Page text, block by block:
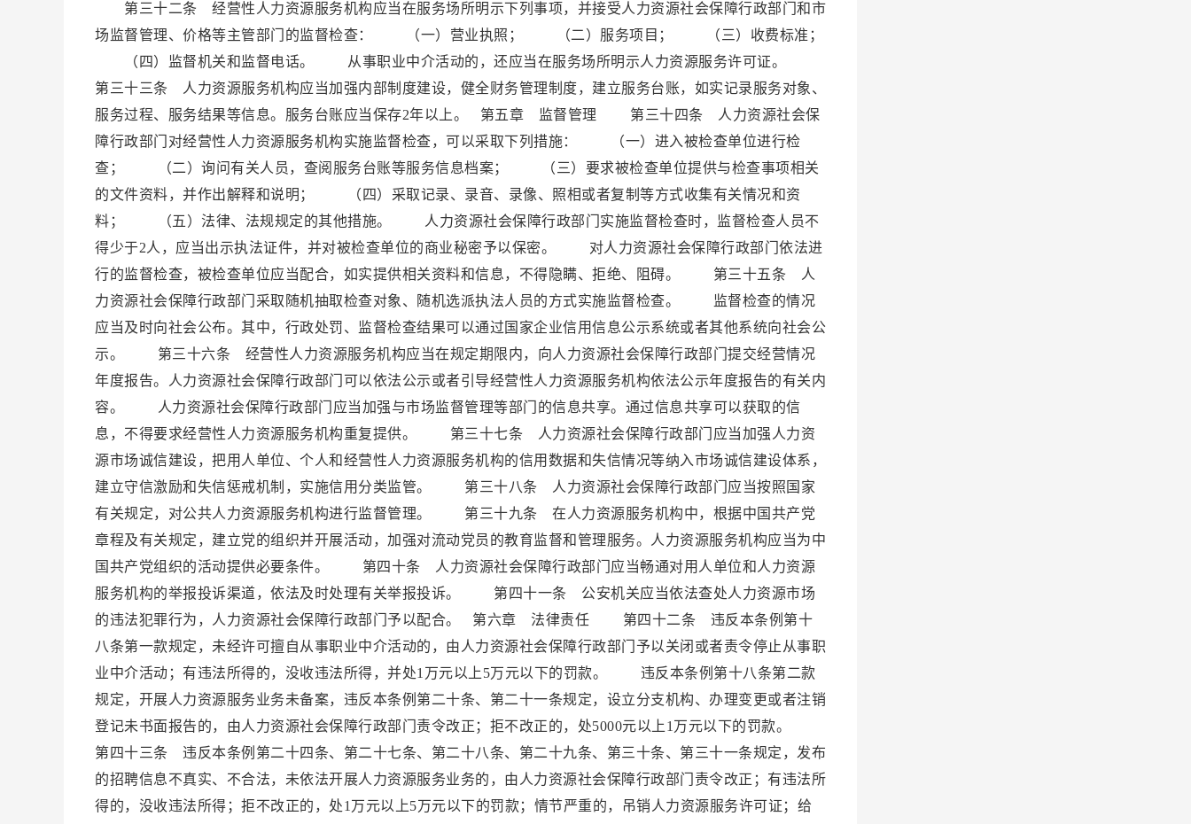
第三十二条 经营性人力资源服务机构应当在服务场所明示下列事项，并接受人力资源社会保障行政部门和市
场监督管理、价格等主管部门的监督检查： （一）营业执照； （二）服务项目； （三）收费标准；
（四）监督机关和监督电话。 从事职业中介活动的，还应当在服务场所明示人力资源服务许可证。
第三十三条 人力资源服务机构应当加强内部制度建设，健全财务管理制度，建立服务台账，如实记录服务对象、
服务过程、服务结果等信息。服务台账应当保存2年以上。 第五章 监督管理 第三十四条 人力资源社会保
障行政部门对经营性人力资源服务机构实施监督检查，可以采取下列措施： （一）进入被检查单位进行检
查； （二）询问有关人员，查阅服务台账等服务信息档案； （三）要求被检查单位提供与检查事项相关
的文件资料，并作出解释和说明； （四）采取记录、录音、录像、照相或者复制等方式收集有关情况和资
料； （五）法律、法规规定的其他措施。 人力资源社会保障行政部门实施监督检查时，监督检查人员不
得少于2人，应当出示执法证件，并对被检查单位的商业秘密予以保密。 对人力资源社会保障行政部门依法进
行的监督检查，被检查单位应当配合，如实提供相关资料和信息，不得隐瞒、拒绝、阻碍。 第三十五条 人
力资源社会保障行政部门采取随机抽取检查对象、随机选派执法人员的方式实施监督检查。 监督检查的情况
应当及时向社会公布。其中，行政处罚、监督检查结果可以通过国家企业信用信息公示系统或者其他系统向社会公
示。 第三十六条 经营性人力资源服务机构应当在规定期限内，向人力资源社会保障行政部门提交经营情况
年度报告。人力资源社会保障行政部门可以依法公示或者引导经营性人力资源服务机构依法公示年度报告的有关内
容。 人力资源社会保障行政部门应当加强与市场监督管理等部门的信息共享。通过信息共享可以获取的信
息，不得要求经营性人力资源服务机构重复提供。 第三十七条 人力资源社会保障行政部门应当加强人力资
源市场诚信建设，把用人单位、个人和经营性人力资源服务机构的信用数据和失信情况等纳入市场诚信建设体系，
建立守信激励和失信惩戒机制，实施信用分类监管。 第三十八条 人力资源社会保障行政部门应当按照国家
有关规定，对公共人力资源服务机构进行监督管理。 第三十九条 在人力资源服务机构中，根据中国共产党
章程及有关规定，建立党的组织并开展活动，加强对流动党员的教育监督和管理服务。人力资源服务机构应当为中
国共产党组织的活动提供必要条件。 第四十条 人力资源社会保障行政部门应当畅通对用人单位和人力资源
服务机构的举报投诉渠道，依法及时处理有关举报投诉。 第四十一条 公安机关应当依法查处人力资源市场
的违法犯罪行为，人力资源社会保障行政部门予以配合。 第六章 法律责任 第四十二条 违反本条例第十
八条第一款规定，未经许可擅自从事职业中介活动的，由人力资源社会保障行政部门予以关闭或者责令停止从事职
业中介活动；有违法所得的，没收违法所得，并处1万元以上5万元以下的罚款。 违反本条例第十八条第二款
规定，开展人力资源服务业务未备案，违反本条例第二十条、第二十一条规定，设立分支机构、办理变更或者注销
登记未书面报告的，由人力资源社会保障行政部门责令改正；拒不改正的，处5000元以上1万元以下的罚款。
第四十三条 违反本条例第二十四条、第二十七条、第二十八条、第二十九条、第三十条、第三十一条规定，发布
的招聘信息不真实、不合法，未依法开展人力资源服务业务的，由人力资源社会保障行政部门责令改正；有违法所
得的，没收违法所得；拒不改正的，处1万元以上5万元以下的罚款；情节严重的，吊销人力资源服务许可证；给